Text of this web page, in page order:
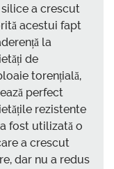
a crescut
acestui fapt
la
de
torențială,
perfect
rezistente
fost utilizată o
a crescut
dar nu a redus